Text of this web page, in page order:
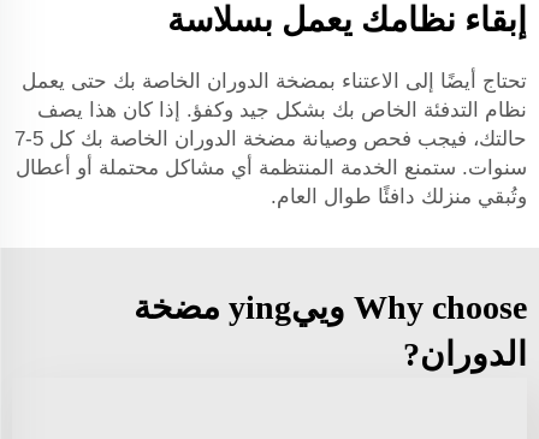
إبقاء نظامك يعمل بسلاسة
تحتاج أيضًا إلى الاعتناء بمضخة الدوران الخاصة بك حتى يعمل
نظام التدفئة الخاص بك بشكل جيد وكفؤ. إذا كان هذا يصف
حالتك، فيجب فحص وصيانة مضخة الدوران الخاصة بك كل 5-7
سنوات. ستمنع الخدمة المنتظمة أي مشاكل محتملة أو أعطال
وتُبقي منزلك دافئًا طوال العام.
Why choose وييying مضخة
الدوران?